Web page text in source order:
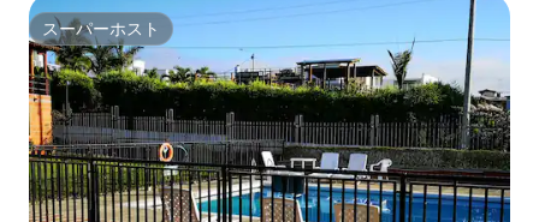
スーパーホスト
スーパーホスト